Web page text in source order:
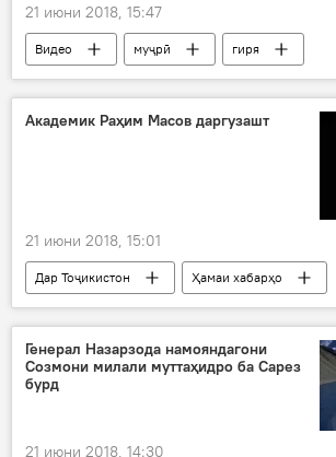
21 июни 2018, 15:47
Видео муҷрӣ
гиря
Дар ҷаҳон
муҳоҷир кӯдак
Академик Раҳим Масов даргузашт
21 июни 2018, 15:01
Дар Тоҷикистон
Ҳамаи хабарҳо
Раҳим Масов
даргузашт
Генерал Назарзода намояндагони
Созмони милали муттаҳидро ба Сарез
бурд
21 июни 2018, 14:30